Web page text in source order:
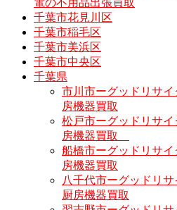
電の不用品出張買取
千葉市花見川区
千葉市稲毛区
千葉市美浜区
千葉市中央区
千葉県
市川市ーグッドリサ
房機器買取
松戸市ーグッドリサ
房機器買取
船橋市ーグッドリサ
房機器買取
八千代市ーグッドリ
厨房機器買取